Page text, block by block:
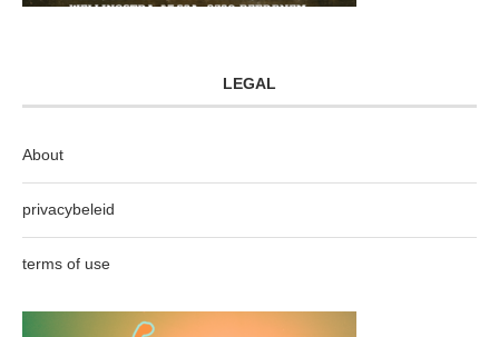
LEGAL
About
privacybeleid
terms of use